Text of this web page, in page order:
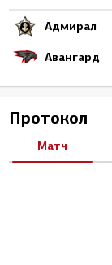
Адмирал
Авангард
Протокол
Матч